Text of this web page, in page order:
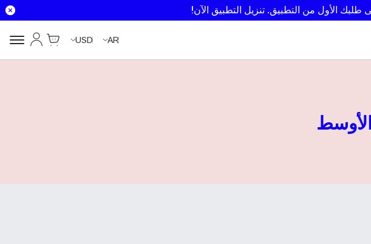
تنزيل التطبيق الآن!
AR
USD
Cart
حسابي